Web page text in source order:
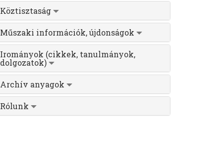
Köztisztaság
Műszaki információk, újdonságok
Irományok (cikkek, tanulmányok,
dolgozatok)
Archív anyagok
Rólunk